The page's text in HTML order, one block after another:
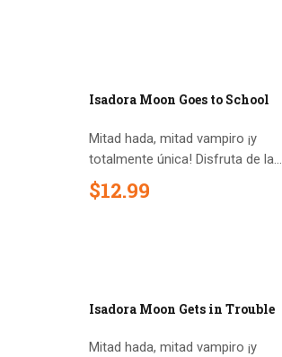
Isadora Moon Goes to School
Mitad hada, mitad vampiro ¡y
totalmente única! Disfruta de la...
$12.99
Isadora Moon Gets in Trouble
Mitad hada, mitad vampiro ¡y